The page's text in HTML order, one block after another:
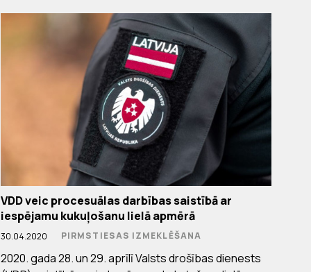
VDD veic procesuālas darbības saistībā ar
iespējamu kukuļošanu lielā apmērā
30.04.2020 PIRMSTIESAS IZMEKLĒŠANA
2020. gada 28. un 29. aprīlī Valsts drošības dienests